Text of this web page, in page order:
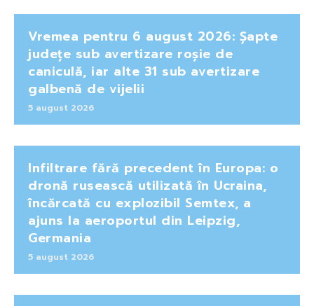
Vremea pentru 6 august 2026: Șapte
județe sub avertizare roșie de
caniculă, iar alte 31 sub avertizare
galbenă de vijelii
5 august 2026
Infiltrare fără precedent în Europa: o
dronă rusească utilizată în Ucraina,
încărcată cu explozibil Semtex, a
ajuns la aeroportul din Leipzig,
Germania
5 august 2026